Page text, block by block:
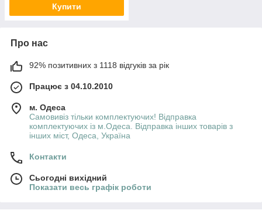
Купити
Про нас
92% позитивних з 1118 відгуків за рік
Працює з 04.10.2010
м. Одеса
Самовивіз тільки комплектуючих! Відправка
комплектуючих із м.Одеса. Відправка інших товарів з
інших міст, Одеса, Україна
Контакти
Сьогодні вихідний
Показати весь графік роботи